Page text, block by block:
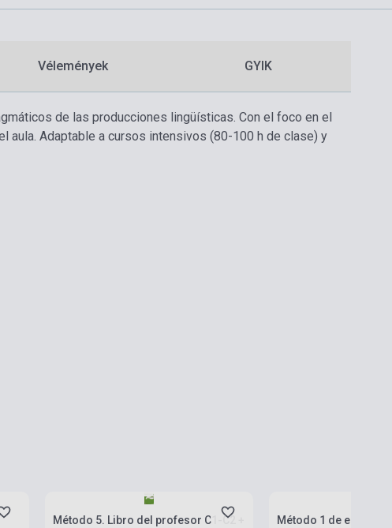
Vélemények GYIK
de las producciones lingüísticas. Con el foco en el
aula. Adaptable a cursos intensivos (80-100 h de clase) y
Método 5. Libro del profesor C1-C2 +
Método 1 de espanol